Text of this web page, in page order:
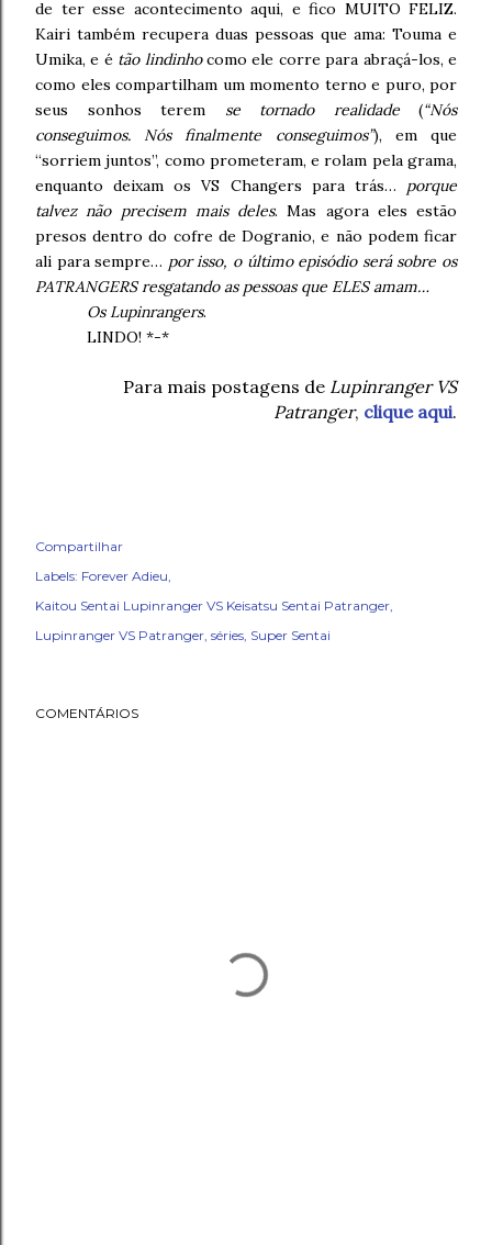
de ter esse acontecimento aqui, e fico MUITO FELIZ.
Kairi também recupera duas pessoas que ama: Touma e
Umika, e é tão lindinhocomo ele corre para abraçá-los, e
como eles compartilham um momento terno e puro, por
seus sonhos terem se tornado realidade(“Nós
conseguimos. Nós finalmente conseguimos”), em que
“sorriem juntos”, como prometeram, e rolam pela grama,
enquanto deixam os VS Changers para trás… porque
talvez não precisem mais deles. Mas agora eles estão
presos dentro do cofre de Dogranio, e não podem ficar
ali para sempre… por isso, o último episódio será sobre os
PATRANGERS resgatando as pessoas que ELES amam…
Os Lupinrangers.
LINDO! *-*
Para mais postagens de Lupinranger VS
Patranger, clique aqui.
Compartilhar
Labels: Forever Adieu
Kaitou Sentai Lupinranger VS Keisatsu Sentai Patranger
Lupinranger VS Patranger séries Super Sentai
COMENTÁRIOS